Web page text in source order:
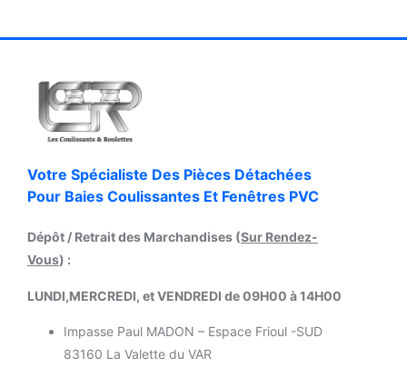
Votre Spécialiste Des Pièces Détachées
Pour Baies Coulissantes Et Fenêtres PVC
Dépôt / Retrait des Marchandises (Sur Rendez-
Vous) :
LUNDI,MERCREDI, et VENDREDI de 09H00 à 14H00
Impasse Paul MADON – Espace Frioul -SUD
83160 La Valette du VAR